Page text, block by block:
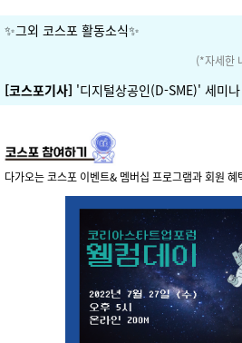
✨그외 코스포 활동소식✨
(*자세한
[코스포기사] '디지털상공인(D-SME)' 세미
다가오는 코스포 이벤트& 멤버십 프로그램과 회원